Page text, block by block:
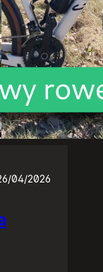
04/2026